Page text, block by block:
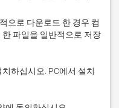
으로 다운로드 한 경우 컴
파일을 일반적으로 저장